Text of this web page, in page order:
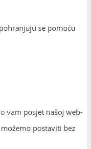
se pomoću
vam posjet našoj web-
postaviti bez